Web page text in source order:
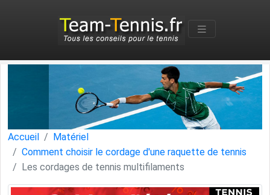
Accueil
Matériel
Comment choisir le cordage d'une raquette de tennis
Les cordages de tennis multifilaments